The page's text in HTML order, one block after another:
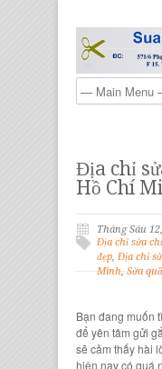
Địa chỉ
Hồ Chí
Tháng Sáu
Địa chỉ sửa
đẹp, Địa chỉ
Minh, Sửa
Bạn đang muốn
để yên tâm gửi
sẽ cảm thấy hài
hiện nay có quá